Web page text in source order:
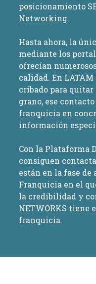
posicionamiento
Networking.
Hasta ahora, la
mediante los
ofrecían
calidad. En LATAM
cribado para quitar
grano, ese
franquicia en
información
Con la Plataforma
consiguen
están en la fase
Franquicia en el
la credibilidad y
NETWORKS tiene
franquicia.